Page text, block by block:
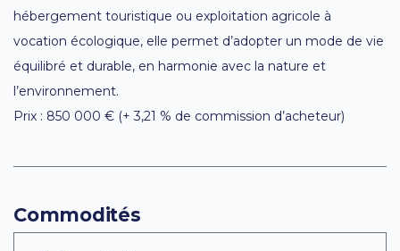
hébergement touristique ou exploitation agricole à
vocation écologique, elle permet d’adopter un mode de vie
équilibré et durable, en harmonie avec la nature et
l’environnement.
Prix : 850 000 € (+ 3,21 % de commission d’acheteur)
Commodités